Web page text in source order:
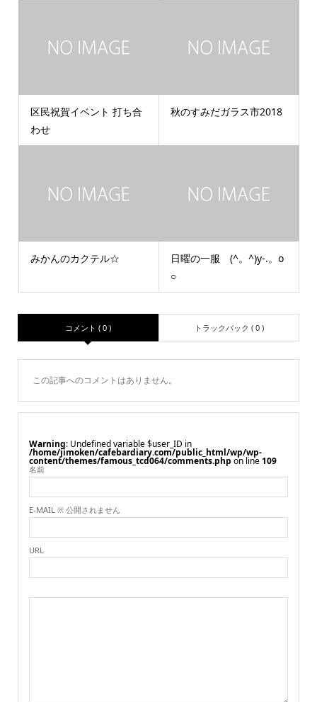
区民祝賀イベント 打ち合
わせ
秋のすみだガラス市2018
みかんのカクテル☆
日曜の一服 (^。^)y-.。o
○
コメント ( 0 ) トラックバック ( 0 )
この記事へのコメントはありません。
Warning : Undefined variable $user_ID in
/home/jimoken/cafebardiary.com/public_html/wp/wp-
content/themes/famous_tcd064/comments.php on line109
名前
E-MAIL ※ 公開されません
URL